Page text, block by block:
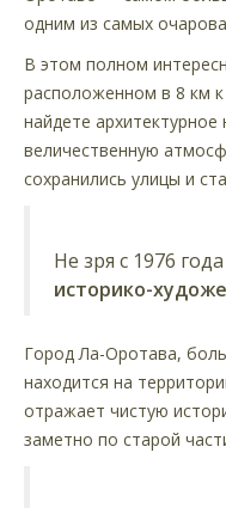
одним из самых
В этом полном
расположенном в 8 км
найдете
величественную
сохранились улицы и
Не зря с 1976
историко-
Город Ла-Оротава,
находится на
отражает чистую
заметно по старой